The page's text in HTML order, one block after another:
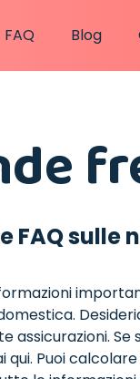
FAQ Blog
FAQ sulle
assicurazioni.
qui. Puoi